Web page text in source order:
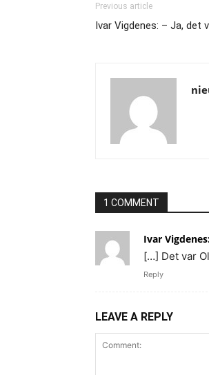
Previous article
Ivar Vigdenes: – Ja, det
1 COMMENT
Ivar
[…] Det var
Reply
LEAVE A REPLY